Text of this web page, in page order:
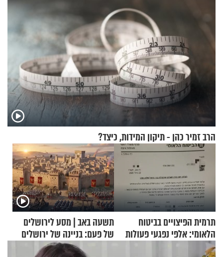
הרב זמיר כהן - תיקון המידות, כיצד?
תרמית הפיצויים בביטוח
הלאומי: אלפי נפגעי פעולות
איבה קיבלו כספים במירמה
תשעה באב | מסע לירושלים
של פעם: בניינה של ירושלים